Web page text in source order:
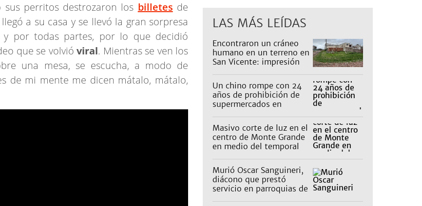
perritos destrozaron los billetes de
a su casa y se llevó la gran sorpresa
por todas partes, por lo que decidió
que se volvióviral. Mientras se ven los
una mesa, se escucha, a modo de
de mi mente me dicen mátalo, mátalo,
LAS MÁS LEÍDAS
Encontraron un cráneo
humano en un terreno en
San Vicente: impresión
Un chino rompe con 24
años de prohibición de
supermercados en
Masivo corte de luz en el
centro de Monte Grande
en medio del temporal
Murió Oscar Sanguineri,
diácono que prestó
servicio en parroquias de